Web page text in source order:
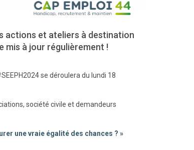
actions et ateliers à destination
mis à jour régulièrement !
se déroulera du lundi 18
société civile et demandeurs
une vraie égalité des chances ? »